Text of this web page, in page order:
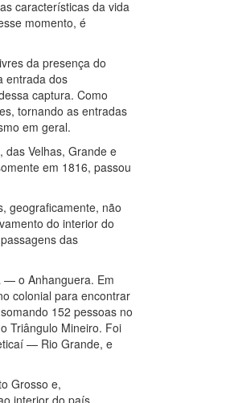
características da vida
momento, é
da presença do
entrada dos
captura. Como
tornando as entradas
em geral.
das Velhas, Grande e
em 1816, passou
geograficamente, não
do interior do
das
— o Anhanguera. Em
colonial para encontrar
152 pessoas no
Triângulo Mineiro. Foi
— Rio Grande, e
Grosso e,
interior do país,